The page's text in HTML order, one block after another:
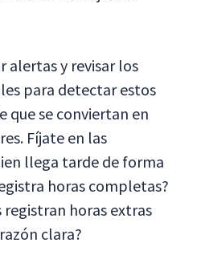
alertas y revisar los
para detectar estos
que se conviertan en
Fíjate en las
llega tarde de forma
horas completas?
registran horas extras
clara?